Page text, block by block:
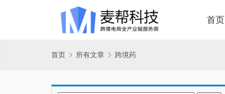
首页
首页 所有文章 跨境药